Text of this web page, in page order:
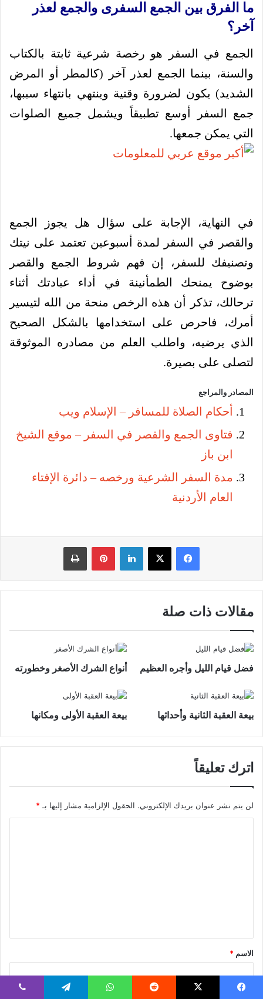
ما الفرق بين الجمع السفرى والجمع لعذر
آخر؟
الجمع في السفر هو رخصة شرعية ثابتة بالكتاب
والسنة، بينما الجمع لعذر آخر (كالمطر أو المرض
الشديد) يكون لضرورة وقتية وينتهي بانتهاء سببها،
جمع السفر أوسع تطبيقاً ويشمل جميع الصلوات
التي يمكن جمعها.
في النهاية، الإجابة على سؤال هل يجوز الجمع
والقصر في السفر لمدة أسبوعين تعتمد على نيتك
وتصنيفك للسفر، إن فهم شروط الجمع والقصر
بوضوح يمنحك الطمأنينة في أداء عبادتك أثناء
ترحالك، تذكر أن هذه الرخص منحة من الله لتيسير
أمرك، فاحرص على استخدامها بالشكل الصحيح
الذي يرضيه، واطلب العلم من مصادره الموثوقة
لتصلى على بصيرة.
المصادر والمراجع
أحكام الصلاة للمسافر – الإسلام ويب
فتاوى الجمع والقصر في السفر – موقع الشيخ
ابن باز
مدة السفر الشرعية ورخصه – دائرة الإفتاء
العام الأردنية
فيسبوك لينكدإن بينتيريست
مقالات ذات صلة
فضل قيام الليل وأجره العظيم أنواع الشرك الأصغر وخطورته
بيعة العقبة الثانية وأحداثها بيعة العقبة الأولى ومكانها
اترك تعليقاً
لن يتم نشر عنوان بريدك الإلكتروني. الحقول الإلزامية مشار إليها بـ *
*
الاسم *